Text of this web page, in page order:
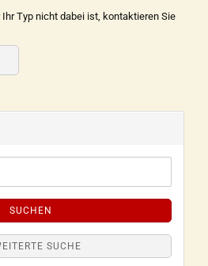
Typ nicht dabei ist, kontaktieren Sie
SUCHEN
SUCHE